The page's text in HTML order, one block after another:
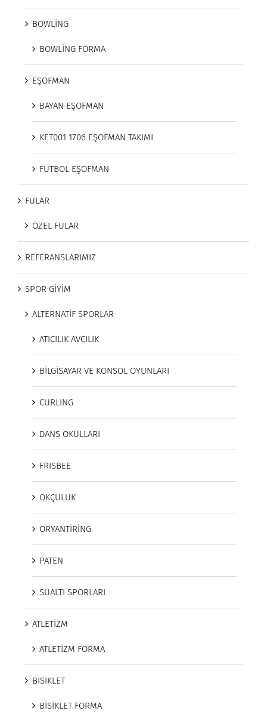
BOWLİNG
BOWLİNG FORMA
EŞOFMAN
BAYAN EŞOFMAN
KET001 1706 EŞOFMAN TAKIMI
FUTBOL EŞOFMAN
FULAR
ÖZEL FULAR
REFERANSLARIMIZ
SPOR GİYİM
ALTERNATİF SPORLAR
ATICILIK AVCILIK
BİLGİSAYAR VE KONSOL OYUNLARI
CURLING
DANS OKULLARI
FRISBEE
OKÇULUK
ORYANTİRİNG
PATEN
SUALTI SPORLARI
ATLETİZM
ATLETİZM FORMA
BİSİKLET
BİSİKLET FORMA